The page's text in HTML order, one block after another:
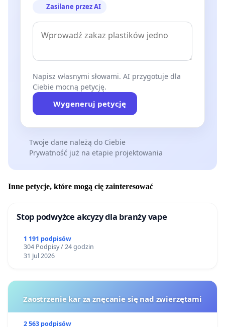
Zasilane przez AI
Napisz własnymi słowami. AI przygotuje dla
Ciebie mocną petycję.
Wygeneruj petycję
Twoje dane należą do Ciebie
Prywatność już na etapie projektowania
Inne petycje, które mogą cię zainteresować
Stop podwyżce akcyzy dla branży vape
1 191 podpisów
304 Podpisy / 24 godzin
31 Jul 2026
Zaostrzenie kar za znęcanie się nad zwierzętami
2 563 podpisów